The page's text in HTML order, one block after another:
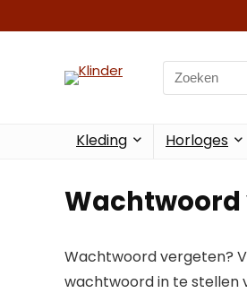
Search
for:
Kleding Horloges
Wachtwoord
Wachtwoord vergeten?
wachtwoord in te stellen